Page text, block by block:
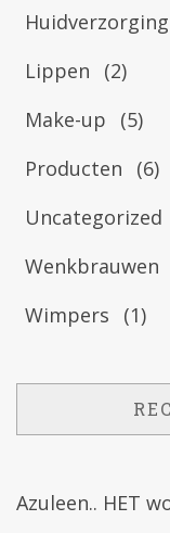
Huidverzorging
Lippen
(2)
Make-up
(5)
Producten
(6)
Uncategorized
Wenkbrauwen
Wimpers
(1)
Azuleen.. HET